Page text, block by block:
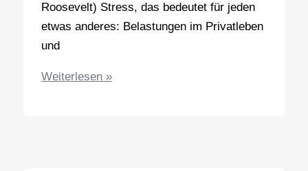
Roosevelt) Stress, das bedeutet für jeden
etwas anderes: Belastungen im Privatleben
und
Lernimpuls
Weiterlesen »